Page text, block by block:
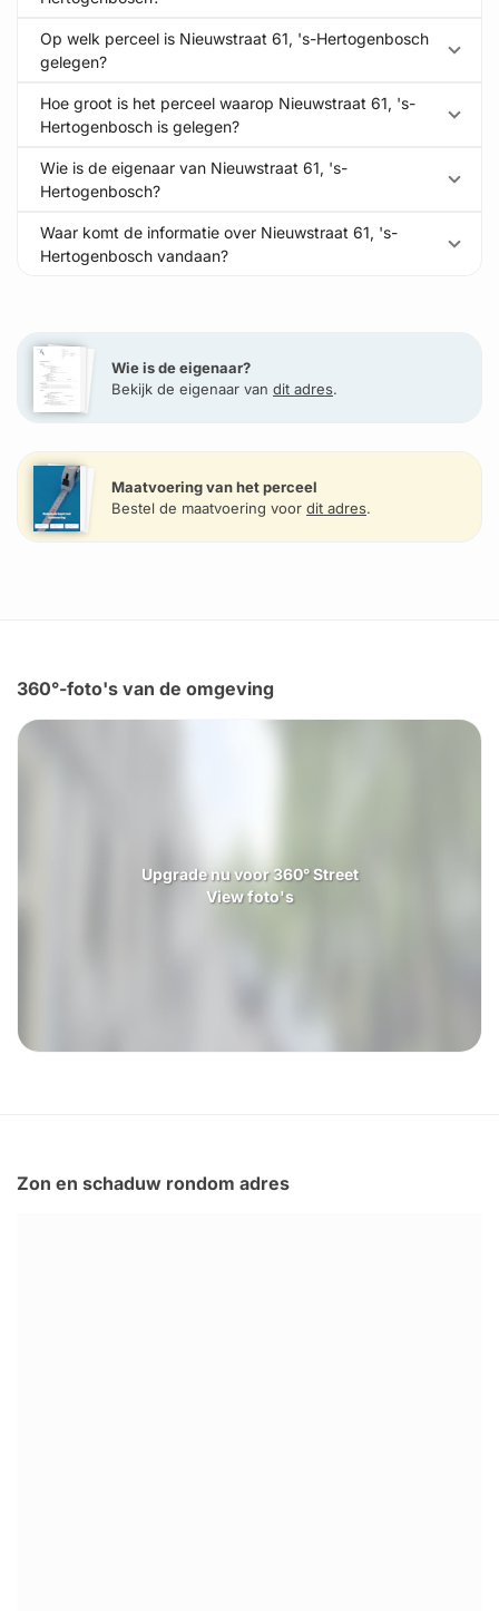
Op welk perceel is Nieuwstraat 61, 's-Hertogenbosch
gelegen?
Hoe groot is het perceel waarop Nieuwstraat 61, 's-
Hertogenbosch is gelegen?
Wie is de eigenaar van Nieuwstraat 61, 's-
Hertogenbosch?
Waar komt de informatie over Nieuwstraat 61, 's-
Hertogenbosch vandaan?
Wie is de eigenaar?
Bekijk de eigenaar van dit adres.
Maatvoering van het perceel
Bestel de maatvoering voor dit adres.
360°-foto's van de omgeving
Upgrade nu voor 360° Street
View foto's
Zon en schaduw rondom adres